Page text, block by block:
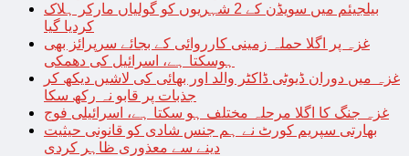
بیلجیئم میں سویڈن کے 2 شہریوں کو گولیاں مارکر ہلاک
کردیا گیا
غزہ پر اگلا حملہ زمینی کارروائی کے بجائے سرپرائز بھی
ہوسکتا ہے، اسرائیل کی دھمکی
غزہ میں دوران ڈیوٹی ڈاکٹر والد اور بھائی کی لاشیں دیکھ کر
جذبات پر قابو نہ رکھ سکا
غزہ جنگ کا اگلا مرحلہ مختلف ہو سکتا ہے، اسرائیلی فوج
بھارتی سپریم کورٹ نے ہم جنس شادی کو قانونی حیثیت
دینے سے معذوری ظاہر کردی